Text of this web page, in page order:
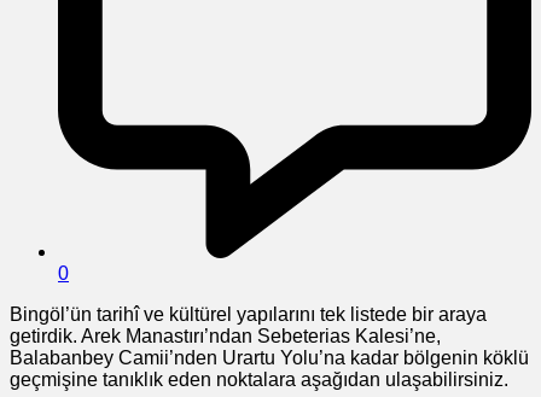
0
Bingöl’ün tarihî ve kültürel yapılarını tek listede bir araya
getirdik. Arek Manastırı’ndan Sebeterias Kalesi’ne,
Balabanbey Camii’nden Urartu Yolu’na kadar bölgenin köklü
geçmişine tanıklık eden noktalara aşağıdan ulaşabilirsiniz.